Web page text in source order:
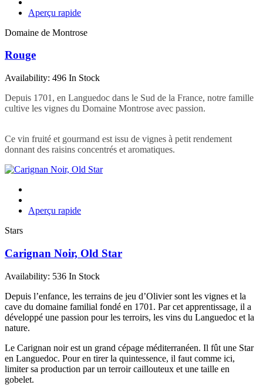
Aperçu rapide
Domaine de Montrose
Rouge
Availability: 496 In Stock
Depuis 1701, en Languedoc dans le Sud de la France, notre famille
cultive les vignes du Domaine Montrose avec passion.
Ce vin fruité et gourmand est issu de vignes à petit rendement
donnant des raisins concentrés et aromatiques.
Aperçu rapide
Stars
Carignan Noir, Old Star
Availability: 536 In Stock
Depuis l’enfance, les terrains de jeu d’Olivier sont les vignes et la
cave du domaine familial fondé en 1701. Par cet apprentissage, il a
développé une passion pour les terroirs, les vins du Languedoc et la
nature.
Le Carignan noir est un grand cépage méditerranéen. Il fût une Star
en Languedoc. Pour en tirer la quintessence, il faut comme ici,
limiter sa production par un terroir caillouteux et une taille en
gobelet.